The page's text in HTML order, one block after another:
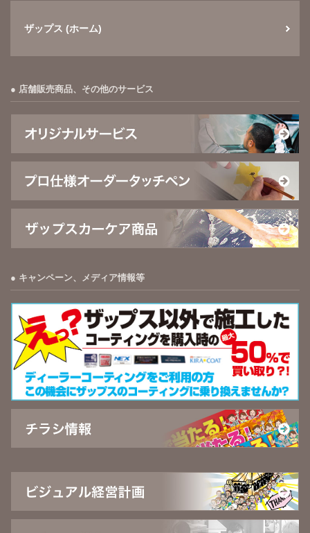
ザップス (ホーム)
店舗販売商品、その他のサービス
キャンペーン、メディア情報等